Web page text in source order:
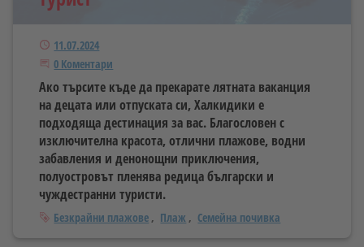
Публикуван
11.07.2024
Започнете дискусията
0 Коментари
Ако търсите къде да прекарате лятната ваканция
на децата или отпуската си, Халкидики е
подходяща дестинация за вас. Благословен с
изключителна красота, отлични плажове, водни
забавления и денонощни приключения,
полуостровът пленява редица български и
чуждестранни туристи.
Тагове
Безкрайни плажове Плаж Семейна почивка